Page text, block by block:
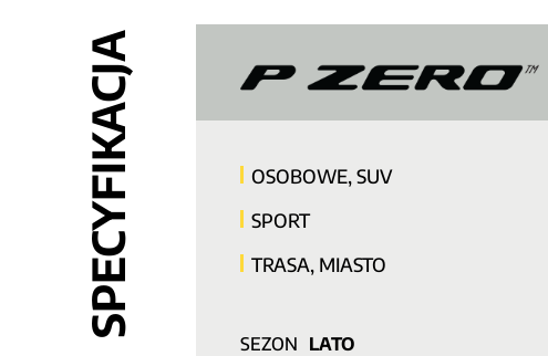
SPECYFIKACJA
OSOBOWE, SUV
SPORT
TRASA, MIASTO
SEZON LATO